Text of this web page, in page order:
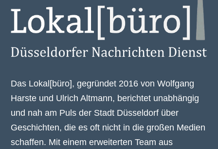
Das Lokal[büro], gegründet 2016 von Wolfgang
Harste und Ulrich Altmann, berichtet unabhängig
und nah am Puls der Stadt Düsseldorf über
Geschichten, die es oft nicht in die großen Medien
schaffen. Mit einem erweiterten Team aus